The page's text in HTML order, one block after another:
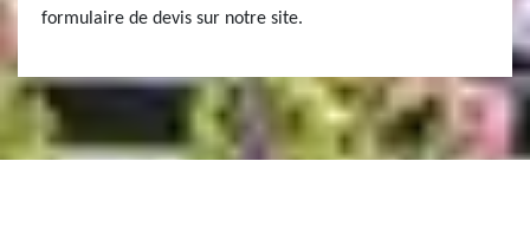
formulaire de devis sur notre site.